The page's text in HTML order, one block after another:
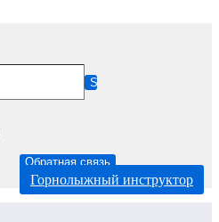
Обратная связь
Горнолыжный инструктор